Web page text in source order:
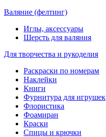
Валяние (фелтинг)
Иглы, аксессуары
Шерсть для валяния
Для творчества и рукоделия
Раскраски по номерам
Наклейки
Книги
Фурнитура для игрушек
Флористика
Фоамиран
Краски
Спицы и крючки